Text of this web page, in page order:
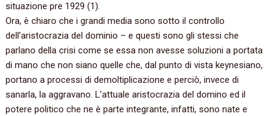
situazione pre 1929 (1).
Ora, è chiaro che i grandi media sono sotto il controllo
dell’aristocrazia del dominio – e questi sono gli stessi che
parlano della crisi come se essa non avesse soluzioni a portata
di mano che non siano quelle che, dal punto di vista keynesiano,
portano a processi di demoltiplicazione e perciò, invece di
sanarla, la aggravano. L’attuale aristocrazia del domino ed il
potere politico che ne è parte integrante, infatti, sono nate e